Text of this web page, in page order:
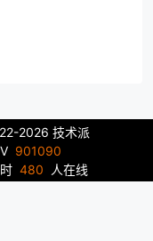
2026 技术派
901090
480 人在线